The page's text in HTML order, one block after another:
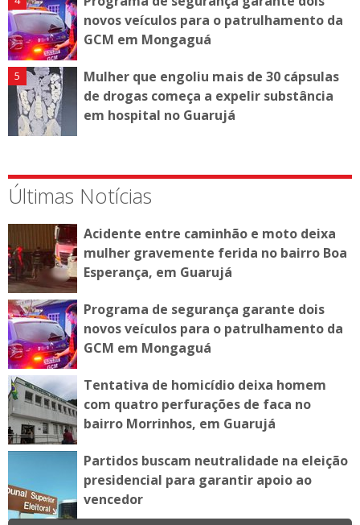
novos veículos para o patrulhamento da
GCM em Mongaguá
Mulher que engoliu mais de 30 cápsulas
de drogas começa a expelir substância
em hospital no Guarujá
Últimas Notícias
Acidente entre caminhão e moto deixa
mulher gravemente ferida no bairro Boa
Esperança, em Guarujá
Programa de segurança garante dois
novos veículos para o patrulhamento da
GCM em Mongaguá
Tentativa de homicídio deixa homem
com quatro perfurações de faca no
bairro Morrinhos, em Guarujá
Partidos buscam neutralidade na eleição
presidencial para garantir apoio ao
vencedor